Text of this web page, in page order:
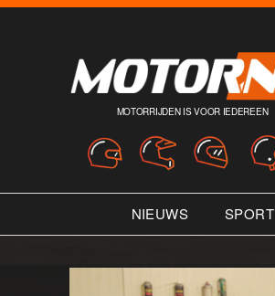
MOTORRIJDEN IS VOOR IEDEREEN
NIEUWS SPORT